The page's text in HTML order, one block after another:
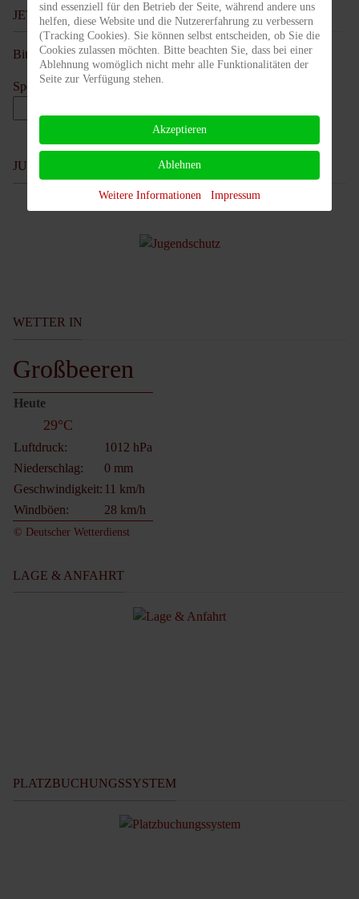
JETZT SPENDEN!
Bitte unterstütze unseren Verein, Danke!
Spendenbetrag
JUGENDSCHUTZ
WETTER IN
Großbeeren
Heute
29°C
Luftdruck:
1012 hPa
Niederschlag:
0 mm
Geschwindigkeit: 11 km/h
Windböen:
28 km/h
© Deutscher Wetterdienst
LAGE & ANFAHRT
PLATZBUCHUNGSSYSTEM
sind essenziell für den Betrieb der Seite, während andere uns
helfen, diese Website und die Nutzererfahrung zu verbessern
(Tracking Cookies). Sie können selbst entscheiden, ob Sie die
Cookies zulassen möchten. Bitte beachten Sie, dass bei einer
Ablehnung womöglich nicht mehr alle Funktionalitäten der
Seite zur Verfügung stehen.
Akzeptieren
Ablehnen
Weitere Informationen Impressum